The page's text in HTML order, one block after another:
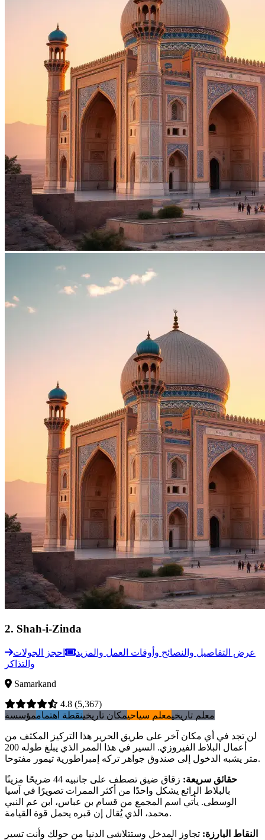
2. Shah-i-Zinda
عرض التفاصيل والنصائح وأوقات العمل والمزيد
احجز الجولات
والتذاكر
Samarkand
4.8 (5,367)
معلم تاريخيمعلم سياحيمكان تاريخينقطة اهتماممؤسسة
لن تجد في أي مكان آخر على طريق الحرير هذا التركيز المكثف من
أعمال البلاط الفيروزي. السير في هذا الممر الذي يبلغ طوله 200
متر يشبه الدخول إلى صندوق جواهر تركه إمبراطورية تيمور مفتوحا.
حقائق سريعة:
زقاق ضيق تصطف على جانبيه 44 ضريحًا مزينًا
بالبلاط الرائع يشكل واحدًا من أكثر الممرات تصويرًا في آسيا
الوسطى. يأتي اسم المجمع من قسام بن عباس، ابن عم النبي
محمد، الذي يُقال إن قبره يحمل قوة القيامة.
النقاط البارزة: تجاوز المدخل وستتلاشى الدنيا من حولك وأنت تسير